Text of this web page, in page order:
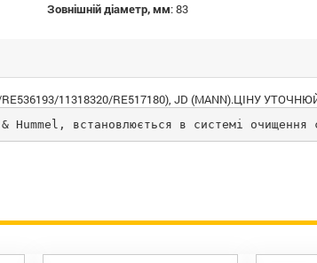
Зовнішній діаметр, мм:83
RE536193/11318320/RE517180), JD (MANN).ЦІНУ
Hummel, встановлюється в системі